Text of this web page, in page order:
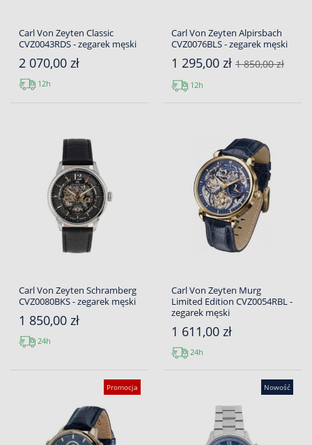
Carl Von Zeyten Classic
CVZ0043RDS - zegarek męski
2 070,00 zł
12h
Carl Von Zeyten Alpirsbach
CVZ0076BLS - zegarek męski
1 295,00 zł 1 850,00 zł
12h
Carl Von Zeyten Schramberg
CVZ0080BKS - zegarek męski
1 850,00 zł
24h
Carl Von Zeyten Murg
Limited Edition CVZ0054RBL -
zegarek męski
1 611,00 zł
24h
Promocja Nowość